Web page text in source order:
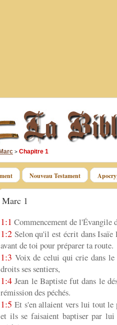
Marc > Chapitre 1
Nouveau Testament
Marc 1
1:1 Commencement de l'Évangile
1:2 Selon qu'il est écrit dans Isaïe
avant de toi pour préparer ta route.
1:3 Voix de celui qui crie dans le
droits ses sentiers,
1:4 Jean le Baptiste fut dans le
rémission des péchés.
1:5 Et s'en allaient vers lui tout le
et ils se faisaient baptiser par lui